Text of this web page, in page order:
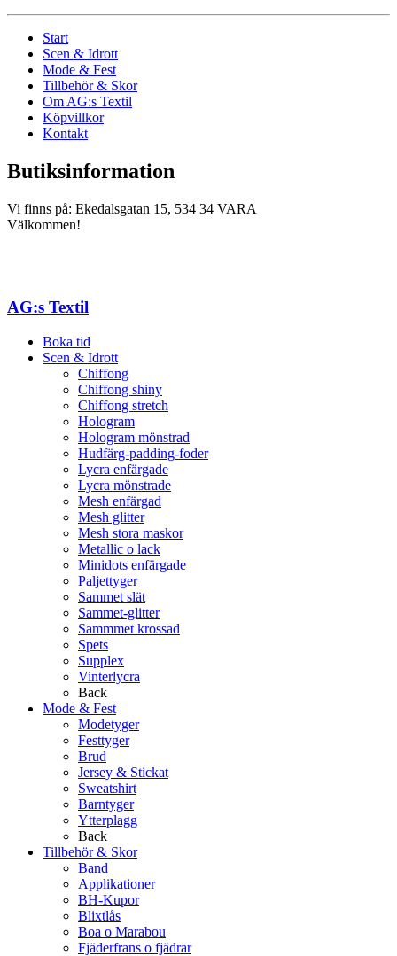
Start
Scen & Idrott
Mode & Fest
Tillbehör & Skor
Om AG:s Textil
Köpvillkor
Kontakt
Butiksinformation
Vi finns på: Ekedalsgatan 15, 534 34 VARA
Välkommen!
AG:s Textil
Boka tid
Scen & Idrott
Chiffong
Chiffong shiny
Chiffong stretch
Hologram
Hologram mönstrad
Hudfärg-padding-foder
Lycra enfärgade
Lycra mönstrade
Mesh enfärgad
Mesh glitter
Mesh stora maskor
Metallic o lack
Minidots enfärgade
Paljettyger
Sammet slät
Sammet-glitter
Sammmet krossad
Spets
Supplex
Vinterlycra
Back
Mode & Fest
Modetyger
Festtyger
Brud
Jersey & Stickat
Sweatshirt
Barntyger
Ytterplagg
Back
Tillbehör & Skor
Band
Applikationer
BH-Kupor
Blixtlås
Boa o Marabou
Fjäderfrans o fjädrar